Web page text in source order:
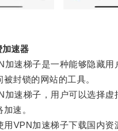
加速器
速梯子是一种能够隐藏用
被封锁的网站的工具。
速梯子，用户可以选择虚
速。
加速梯子下载国内资